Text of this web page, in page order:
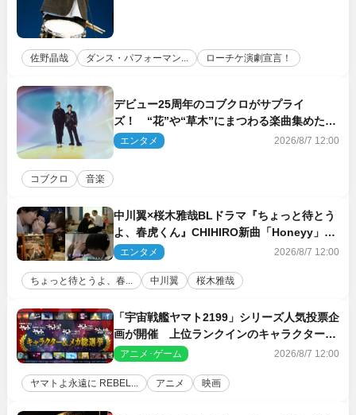
佐野晶哉 ダンス・パフォーマン... ローチケ演劇宣言！
デビュー25周年のコブクロがサプライ
ズ！ “花”や“草木”にまつわる楽曲集めた新
コンセプトアルバムを“花の日”に配信リリー
ス
エンタメ 2026/8/7 12:00
コブクロ 音楽
中川翼×桜木雅哉BLドラマ『ちょっと待とう
よ、春虎くん』CHIHIRO新曲「Honeyy」が
ED主題歌に決定！
エンタメ 2026/8/7 12:00
ちょっと待とうよ、春... 中川翼 桜木雅哉
「宇宙戦艦ヤマト2199」シリーズ人気投票企
画が開催 上位ランクインのキャラクター＆
メカは新規描き下ろしイラストを制作
アニメ･ゲーム 2026/8/7 12:00
ヤマトよ永遠に REBEL... アニメ 映画